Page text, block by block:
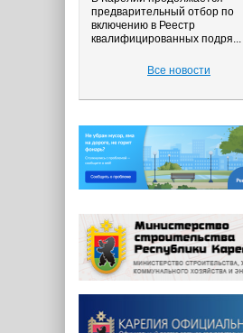
предварительный отбор по
включению в Реестр
квалифицированных подря...
Все новости